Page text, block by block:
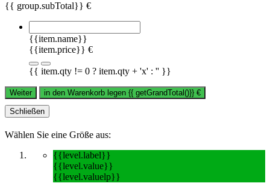
{{ group.subTotal}} €
{{item.name}}
{{item.price}} €
{{ item.qty != 0 ? item.qty + 'x' : '' }}
Weiter in den Warenkorb legen {{ getGrandTotal()}} €
Schließen
Wählen Sie eine Größe aus:
{{level.label}}
{{level.value}}
{{level.valuelp}}